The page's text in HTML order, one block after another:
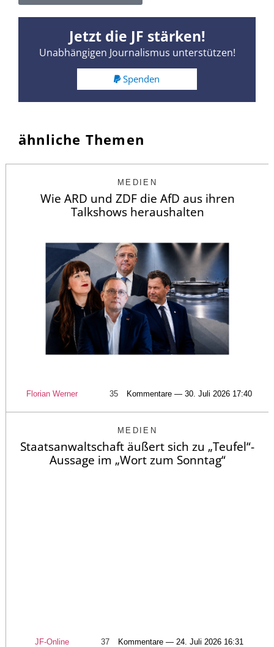
Jetzt die JF stärken!
Unabhängigen Journalismus unterstützen!
Spenden
ähnliche Themen
MEDIEN
Wie ARD und ZDF die AfD aus ihren
Talkshows heraushalten
Florian Werner 35 Kommentare — 30. Juli 2026 17:40
MEDIEN
Staatsanwaltschaft äußert sich zu „Teufel“-
Aussage im „Wort zum Sonntag“
JF-Online 37 Kommentare — 24. Juli 2026 16:31